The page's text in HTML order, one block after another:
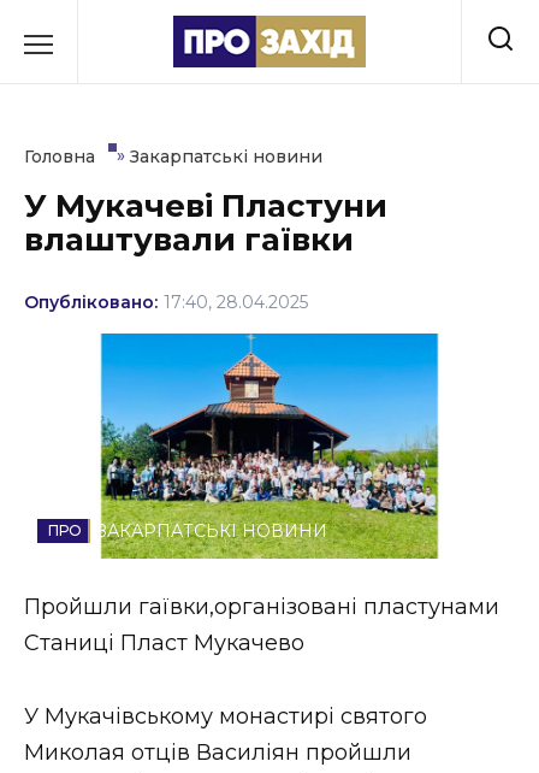
до
Культура
Освіта
Політика
Соціум
Спорт
Стиль життя
Втрачений Ужгород
Головна » Закарпатські новини
У Мукачеві Пластуни
влаштували гаївки
Опубліковано: 17:40, 28.04.2025
ЗАКАРПАТСЬКІ НОВИНИ
Пройшли гаївки,організовані пластунами
Станиці Пласт Мукачево
У Мукачівському монастирі святого
Миколая отців Василіян пройшли